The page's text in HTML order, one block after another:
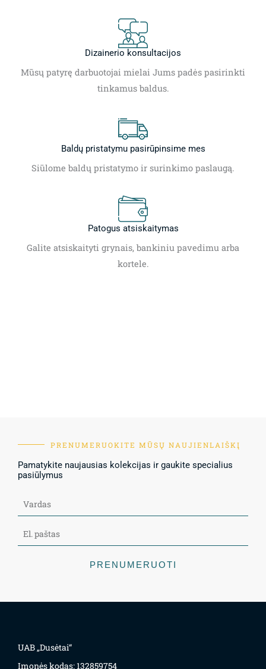
Dizainerio konsultacijos
Mūsų patyrę darbuotojai mielai Jums padės pasirinkti
tinkamus baldus.
Baldų pristatymu pasirūpinsime mes
Siūlome baldų pristatymo ir surinkimo paslaugą.
Patogus atsiskaitymas
Galite atsiskaityti grynais, bankiniu pavedimu arba
kortele.
PRENUMERUOKITE MŪSŲ NAUJIENLAIŠKĮ
Pamatykite naujausias kolekcijas ir gaukite specialius
pasiūlymus
PRENUMERUOTI
UAB „Dusėtai“
Įmonės kodas: 132859754